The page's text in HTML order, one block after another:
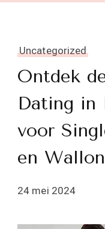
Uncategorized
Ontdek
Dating in
voor
en
24 mei 2024